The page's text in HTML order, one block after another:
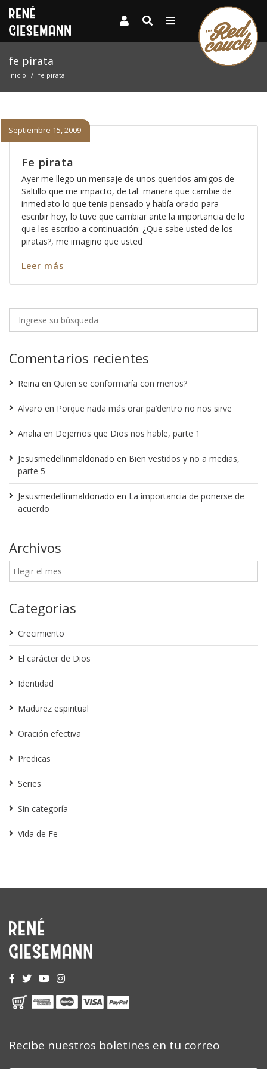
fe pirata
Inicio fe pirata
Fe pirata
Septiembre 15, 2009
Ayer me llego un mensaje de unos queridos amigos de
Saltillo que me impacto, de tal manera que cambie de
inmediato lo que tenia pensado y había orado para
escribir hoy, lo tuve que cambiar ante la importancia de lo
que les escribo a continuación: ¿Que sabe usted de los
piratas?, me imagino que usted
Leer más
Comentarios recientes
Reina en Quien se conformaría con menos?
Alvaro en Porque nada más orar pa’dentro no nos sirve
Analia en Dejemos que Dios nos hable, parte 1
Jesusmedellinmaldonado en Bien vestidos y no a medias,
parte 5
Jesusmedellinmaldonado en La importancia de ponerse de
acuerdo
Archivos
Categorías
Crecimiento
El carácter de Dios
Identidad
Madurez espiritual
Oración efectiva
Predicas
Series
Sin categoría
Vida de Fe
Recibe nuestros boletines en tu correo